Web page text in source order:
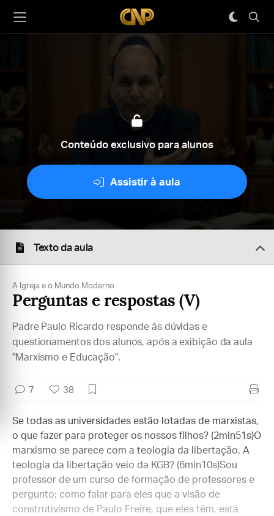
Conteúdo exclusivo para alunos
Assistir à aula
Texto da aula
A Igreja e o Mundo Moderno
Perguntas e respostas (V)
Padre Paulo Ricardo responde às dúvidas e
questionamentos dos alunos, após a exibição da aula
"Marxismo e Educação".
7 38
Se todas as universidades estão lotadas de marxistas,
o que fazer para proteger os nossos filhos? (2min51s)O
marxismo se parece com a teologia da libertação. A
teologia da libertação veio da KGB? (6min10s)Sou
professor de um curso de formação de professores e
pergunto: como falar para eles que a visão de
construtivismo de Paulo Freire, que eles têm, está